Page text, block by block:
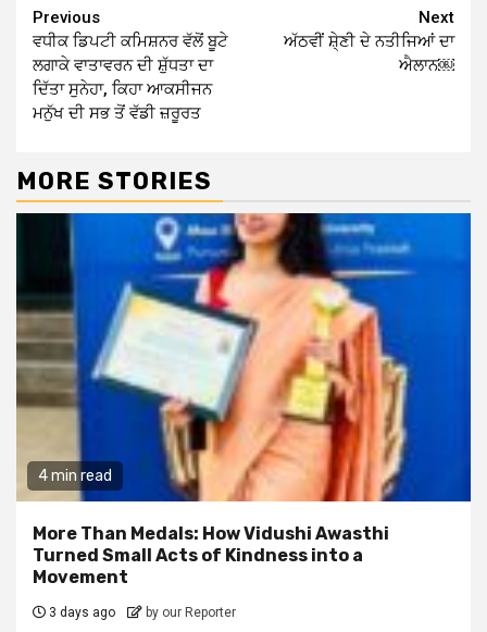
Continue
Reading
Previous
ਵਧੀਕ ਡਿਪਟੀ ਕਮਿਸ਼ਨਰ ਵੱਲੋਂ ਬੂਟੇ
ਲਗਾਕੇ ਵਾਤਾਵਰਨ ਦੀ ਸ਼ੁੱਧਤਾ ਦਾ
ਦਿੱਤਾ ਸੁਨੇਹਾ, ਕਿਹਾ ਆਕਸੀਜਨ
ਮਨੁੱਖ ਦੀ ਸਭ ਤੋਂ ਵੱਡੀ ਜ਼ਰੂਰਤ
Next
ਅੱਠਵੀਂ ਸ਼ੇ੍ਣੀ ਦੇ ਨਤੀਜਿਆਂ ਦਾ
ਐਲਾਨ￼
MORE STORIES
4 min read
More Than Medals: How Vidushi Awasthi
Turned Small Acts of Kindness into a
Movement
3 days ago by our Reporter